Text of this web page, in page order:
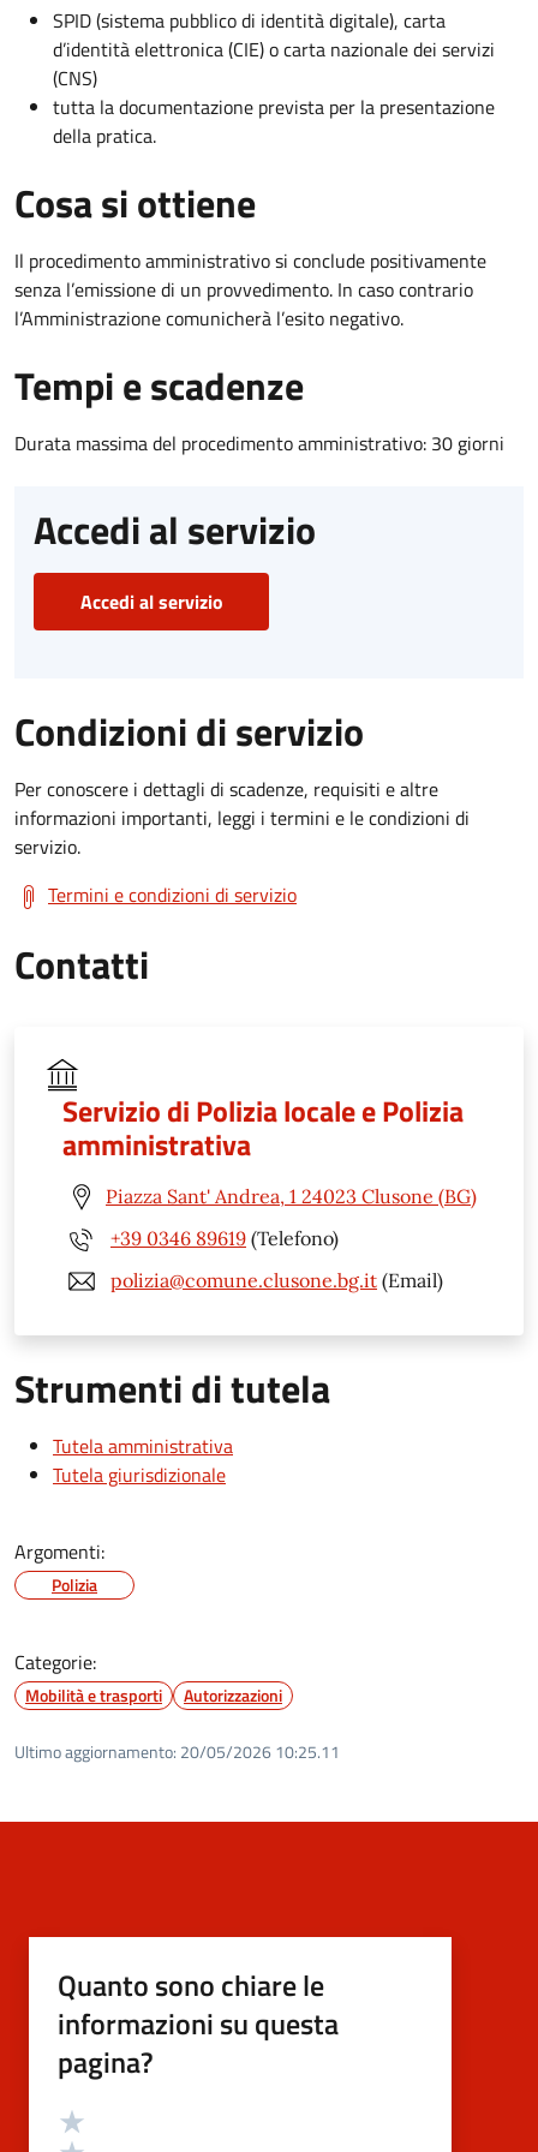
SPID (sistema pubblico di identità digitale), carta
d’identità elettronica (CIE) o carta nazionale dei servizi
(CNS)
tutta la documentazione prevista per la presentazione
della pratica.
Cosa si ottiene
Il procedimento amministrativo si conclude positivamente
senza l’emissione di un provvedimento. In caso contrario
l’Amministrazione comunicherà l’esito negativo.
Tempi e scadenze
Durata massima del procedimento amministrativo: 30 giorni
Accedi al servizio
Accedi al servizio
Condizioni di servizio
Per conoscere i dettagli di scadenze, requisiti e altre
informazioni importanti, leggi i termini e le condizioni di
servizio.
Termini e condizioni di servizio
Contatti
Servizio di Polizia locale e Polizia
amministrativa
Piazza Sant' Andrea, 1 24023 Clusone (BG)
+39 0346 89619 (Telefono)
polizia@comune.clusone.bg.it (Email)
Strumenti di tutela
Tutela amministrativa
Tutela giurisdizionale
Argomenti:
Polizia
Categorie:
Mobilità e trasporti Autorizzazioni
Ultimo aggiornamento: 20/05/2026 10:25.11
Quanto sono chiare le
informazioni su questa
pagina?
Valutazione